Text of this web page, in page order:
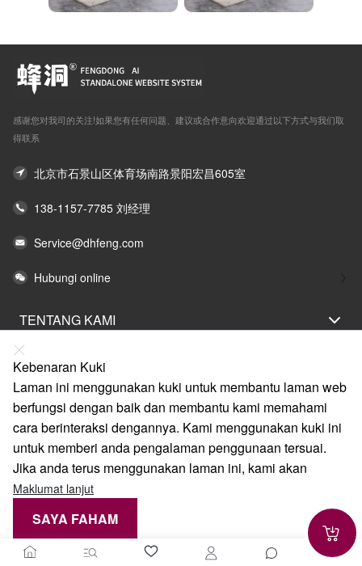
感谢您对我司的关注!如果您有任何问题、建议或合作意向欢迎通过以下方式与我们取
得联系
北京市石景山区体育场南路景阳宏昌605室
138-1157-7785 刘经理
Service@dhfeng.com
Hubungi online
TENTANG KAMI
PERNYATAAN UNDANG-UNDANG
BANTUAN
LAYANAN
PAUTAN
Kebenaran Kuki
Laman ini menggunakan kuki untuk membantu laman web
berfungsi dengan baik dan membantu kami memahami
cara berinteraksi dengannya. Kami menggunakan kuki ini
untuk memberi anda pengalaman penggunaan tersuai.
Jika anda terus menggunakan laman ini, kami akan
Maklumat lanjut
SAYA FAHAM